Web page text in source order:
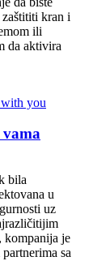
kran i
ili
da aktivira
vama
bila
u
uz
kompanija je
sa